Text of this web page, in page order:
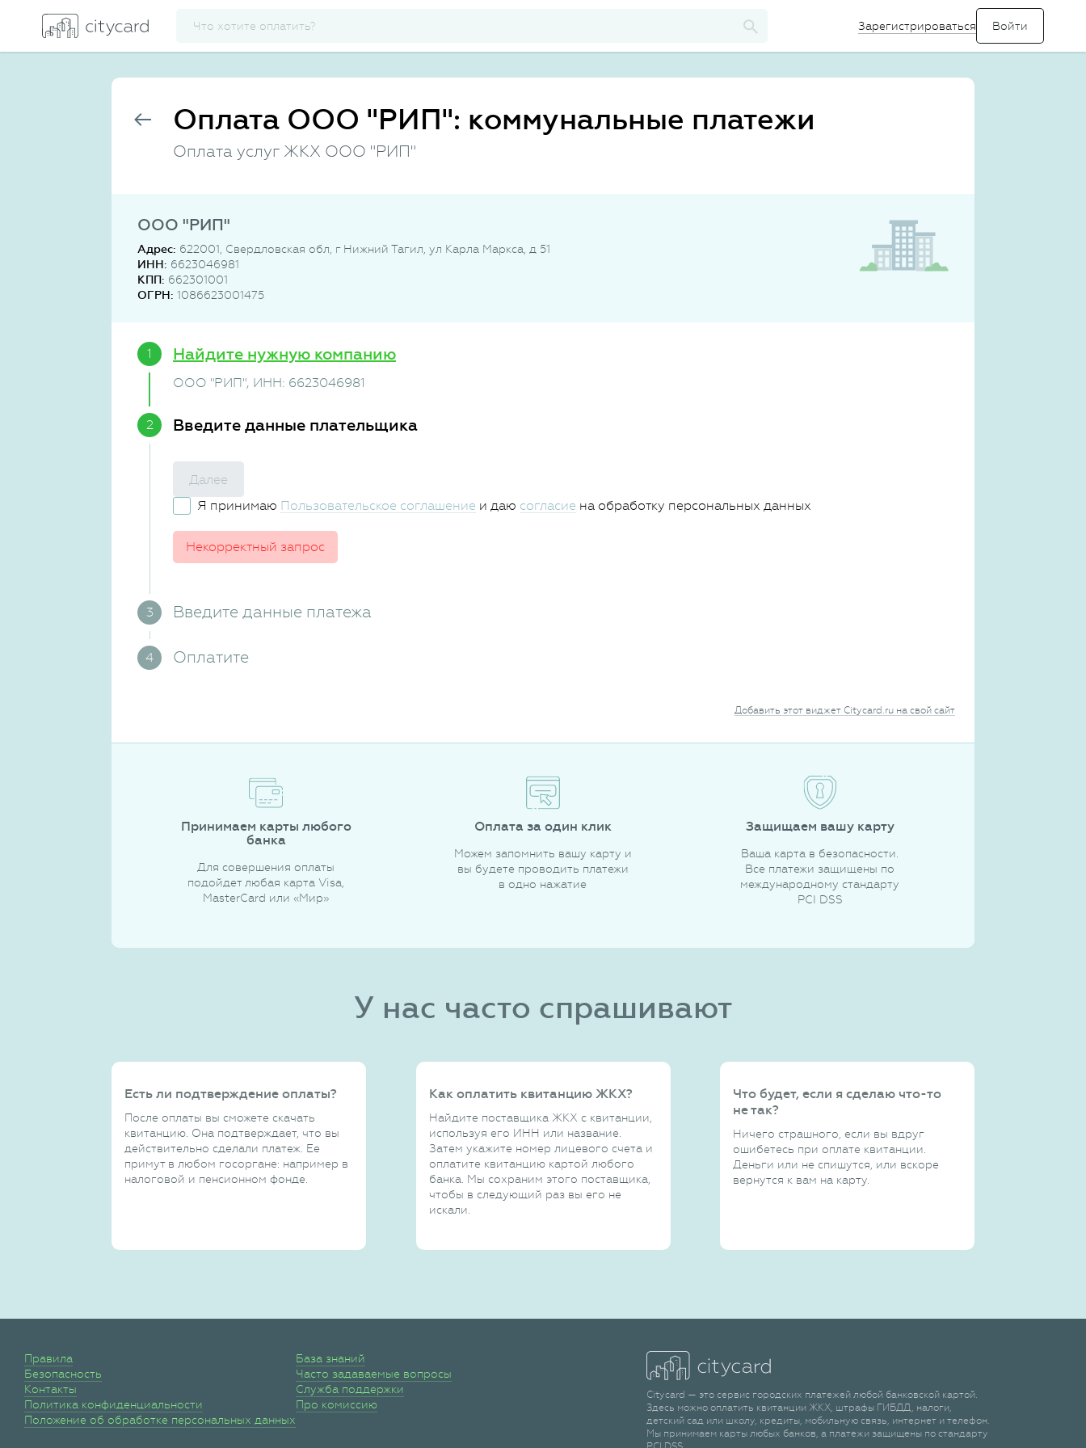
Зарегистрироваться
Оплата ООО "РИП": коммунальные платежи
Оплата услуг ЖКХ ООО "РИП"
ООО "РИП"
Адрес: 622001, Свердловская обл, г Нижний Тагил, ул Карла Маркса, д 51
ИНН: 6623046981
КПП: 662301001
ОГРН: 1086623001475
Найдите нужную компанию
ООО "РИП", ИНН: 6623046981
Введите данные плательщика
Далее
Я принимаю Пользовательское соглашение и даю согласие на обработку персональных данных
Некорректный запрос
Введите данные платежа
Оплатите
Добавить этот виджет Citycard.ru на свой сайт
Принимаем карты любого
банка
Для совершения оплаты
подойдет любая карта Visa,
MasterCard или «Мир»
Оплата за один клик
Можем запомнить вашу карту и
вы будете проводить платежи
в одно нажатие
Защищаем вашу карту
Ваша карта в безопасности.
Все платежи защищены по
международному стандарту
PCI DSS
У нас часто спрашивают
Есть ли подтверждение оплаты?
После оплаты вы сможете скачать
квитанцию. Она подтверждает, что вы
действительно сделали платеж. Ее
примут в любом госоргане: например в
налоговой и пенсионном фонде.
Как оплатить квитанцию ЖКХ?
Найдите поставщика ЖКХ с квитанции,
используя его ИНН или название.
Затем укажите номер лицевого счета и
оплатите квитанцию картой любого
банка. Мы сохраним этого поставщика,
чтобы в следующий раз вы его не
искали.
Что будет, если я сделаю что-то
не так?
Ничего страшного, если вы вдруг
ошибетесь при оплате квитанции.
Деньги или не спишутся, или вскоре
вернутся к вам на карту.
Правила
Безопасность
Контакты
Политика конфиденциальности
Положение об обработке персональных данных
База знаний
Часто задаваемые вопросы
Служба поддержки
Про комиссию
Citycard — это сервис городских платежей любой банковской картой.
Здесь можно оплатить квитанции ЖКХ, штрафы ГИБДД, налоги,
детский сад или школу, кредиты, мобильную связь, интернет и телефон.
Мы принимаем карты любых банков, а платежи защищены по стандарту